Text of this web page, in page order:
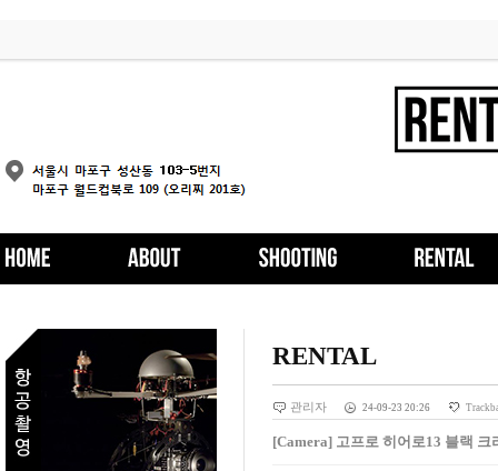
RENTAL
관리자 24-09-23 20:26
[Camera] 고프로 히어로13 블랙 크